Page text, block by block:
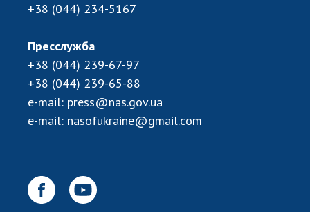
+38 (044) 234-5167
Пресслужба
+38 (044) 239-67-97
+38 (044) 239-65-88
e-mail: press@nas.gov.ua
e-mail: nasofukraine@gmail.com